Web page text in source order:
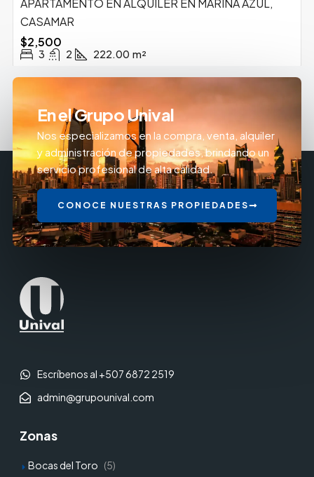
APARTAMENTO EN ALQUILER EN MARINA AZUL,
CASAMAR
$2,500
3 2 222.00 m²
En el Grupo Unival
Nos especializamos en la compra, venta, alquiler
y administración de propiedades, brindando un
servicio profesional de alta calidad.
CONOCE NUESTRAS PROPIEDADES
Escríbenos al +507 6872 2519
admin@grupounival.com
Zonas
Bocas del Toro (5)